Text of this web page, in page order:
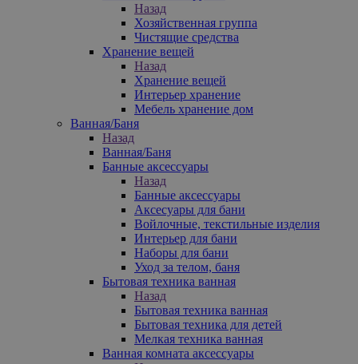
Назад
Хозяйственная группа
Чистящие средства
Хранение вещей
Назад
Хранение вещей
Интерьер хранение
Мебель хранение дом
Ванная/Баня
Назад
Ванная/Баня
Банные аксессуары
Назад
Банные аксессуары
Аксесуары для бани
Войлочные, текстильные изделия
Интерьер для бани
Наборы для бани
Уход за телом, баня
Бытовая техника ванная
Назад
Бытовая техника ванная
Бытовая техника для детей
Мелкая техника ванная
Ванная комната аксессуары